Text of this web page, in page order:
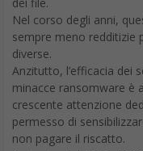
dei file.
Nel corso degli anni,
sempre meno redditizie
diverse.
Anzitutto, l’efficacia dei
minacce ransomware è
crescente attenzione
permesso di
non pagare il riscatto.